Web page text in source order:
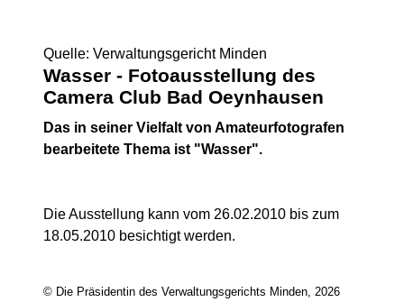
Quelle: Verwaltungsgericht Minden
Wasser - Fotoausstellung des
Camera Club Bad Oeynhausen
Das in seiner Vielfalt von Amateurfotografen
bearbeitete Thema ist "Wasser".
Die Ausstellung kann vom 26.02.2010 bis zum
18.05.2010 besichtigt werden.
© Die Präsidentin des Verwaltungsgerichts Minden, 2026